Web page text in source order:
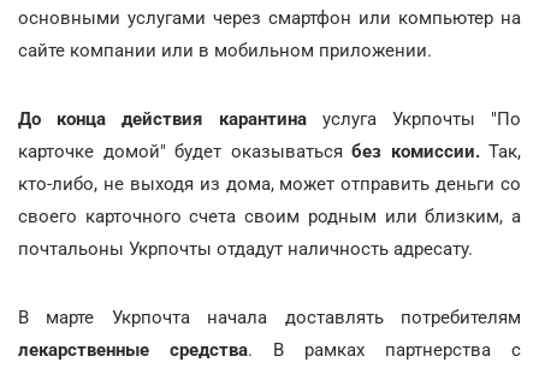
основными услугами через смартфон или компьютер на
сайте компании или в мобильном приложении.
До конца действия карантинауслуга Укрпочты "По
карточке домой" будет оказываться без комиссии.Так,
кто-либо, не выходя из дома, может отправить деньги со
своего карточного счета своим родным или близким, а
почтальоны Укрпочты отдадут наличность адресату.
В марте Укрпочта начала доставлять потребителям
лекарственные средства. В рамках партнерства с